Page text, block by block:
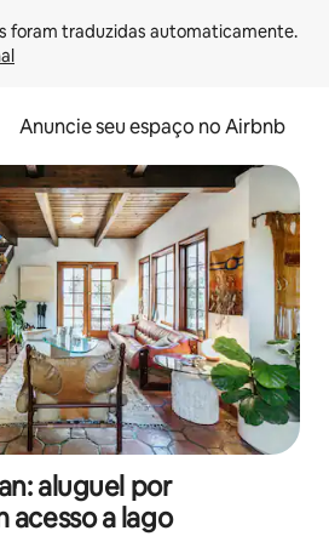
Anuncie seu espaço no Airbnb
aluguel por
a lago